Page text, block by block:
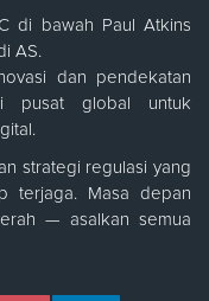
di bawah Paul Atkins
AS.
dan pendekatan
pusat global untuk
strategi regulasi yang
terjaga. Masa depan
— asalkan semua